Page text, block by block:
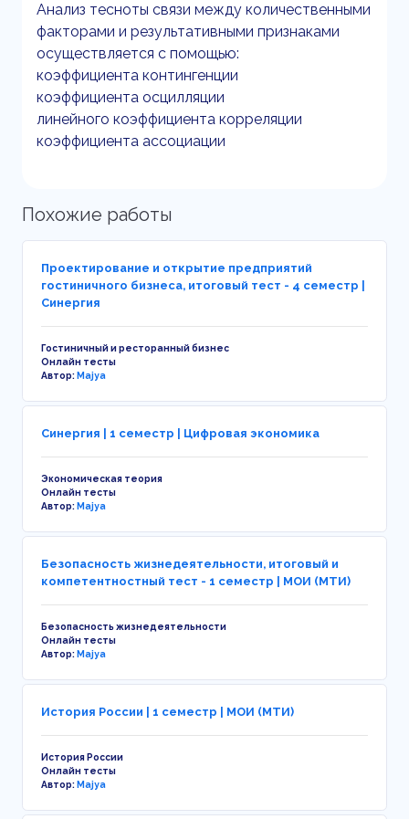
Анализ тесноты связи между количественными
факторами и результативными признаками
осуществляется с помощью:
коэффициента контингенции
коэффициента осцилляции
линейного коэффициента корреляции
коэффициента ассоциации
Похожие работы
Проектирование и открытие предприятий
гостиничного бизнеса, итоговый тест - 4 семестр |
Синергия
Гостиничный и ресторанный бизнес
Онлайн тесты
Автор:Majya
Синергия | 1 семестр | Цифровая экономика
Экономическая теория
Онлайн тесты
Автор:Majya
Безопасность жизнедеятельности, итоговый и
компетентностный тест - 1 семестр | МОИ (МТИ)
Безопасность жизнедеятельности
Онлайн тесты
Автор:Majya
История России | 1 семестр | МОИ (МТИ)
История России
Онлайн тесты
Автор:Majya